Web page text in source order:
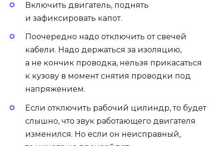
Включить двигатель, поднять
и зафиксировать капот.
Поочередно надо отключить от свечей
кабели. Надо держаться за изоляцию,
а не кончик проводка, нельзя прикасаться
к кузову в момент снятия проводки под
напряжением.
Если отключить рабочий цилиндр, то будет
слышно, что звук работающего двигателя
изменился. Но если он неисправный,